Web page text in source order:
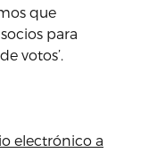
que
para
votos’.
electrónico a